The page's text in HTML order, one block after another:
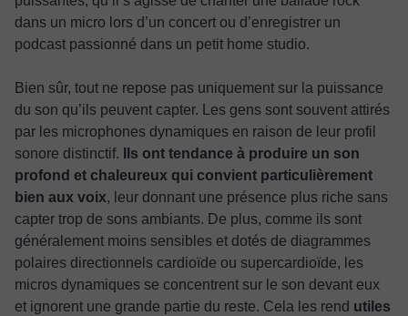
dans un micro lors d’un concert ou d’enregistrer un
podcast passionné dans un petit home studio.
Bien sûr, tout ne repose pas uniquement sur la puissance
du son qu’ils peuvent capter. Les gens sont souvent attirés
par les microphones dynamiques en raison de leur profil
sonore distinctif.
Ils ont tendance à produire un son
profond et chaleureux qui convient particulièrement
bien aux voix, leur donnant une présence plus riche sans
capter trop de sons ambiants. De plus, comme ils sont
généralement moins sensibles et dotés de diagrammes
polaires directionnels cardioïde ou supercardioïde, les
micros dynamiques se concentrent sur le son devant eux
et ignorent une grande partie du reste. Cela les rend utiles